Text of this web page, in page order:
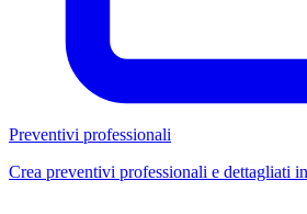
Preventivi professionali
Crea preventivi professionali e dettagliati